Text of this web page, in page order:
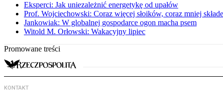
Eksperci: Jak uniezależnić energetykę od upałów
Prof. Wojciechowski: Coraz więcej słoików, coraz mniej
Jankowiak: W globalnej gospodarce ogon macha psem
Witold M. Orłowski: Wakacyjny lipiec
Promowane treści
KONTAKT